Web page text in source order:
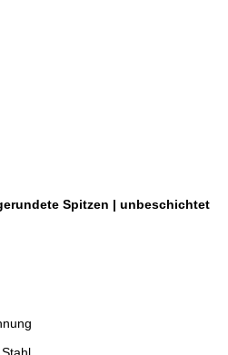
Spitzen | unbeschichtet